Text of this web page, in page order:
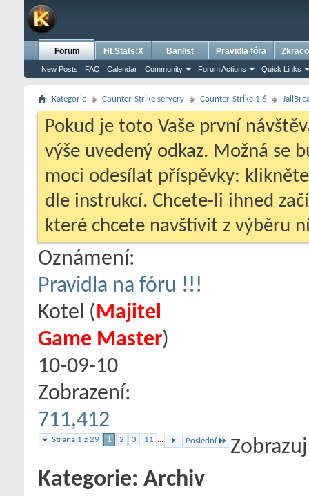
Forum
New Posts FAQ Calendar Community Forum Actions Quick Links
HLStats:X Banlist Pravidla fóra
Kategorie Counter-Strike servery Counter-Strike 1.6
Pokud je toto Vaše první
výše uvedený odkaz. Možná se
moci odesílat příspěvky:
dle instrukcí. Chcete-li ihned
které chcete navštívit z výběru
Oznámení:
Pravidla na fóru !!!
Kotel ‎(Majitel
Game Master)
10-09-10
Zobrazení:
711,412
Strana 1 z 29 1 2 3 11 ... Poslední
Kategorie: Archiv